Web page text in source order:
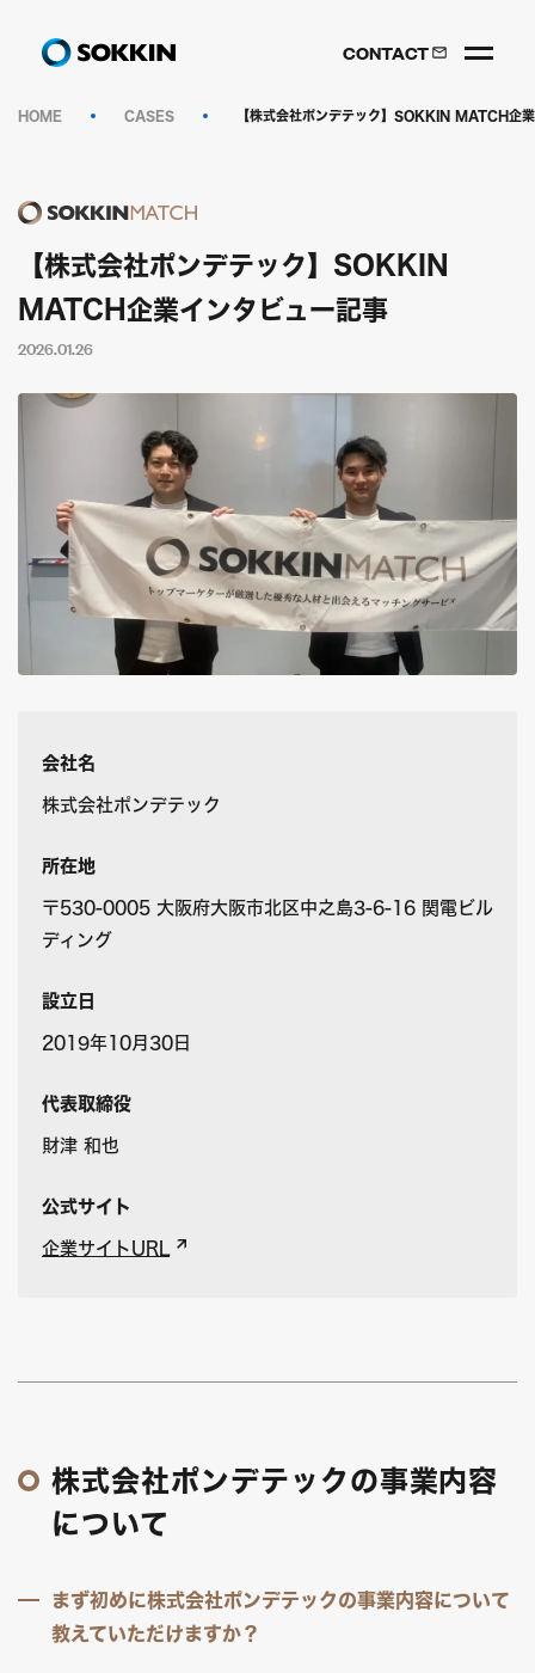
CONTACT
HOME CASES 【株式会社ポンデテック】SOKKIN MATCH企
【株式会社ポンデテック】SOKKIN
MATCH企業インタビュー記事
2026.01.26
会社名
株式会社ポンデテック
所在地
〒530-0005 大阪府大阪市北区中之島3-6-16 関電ビル
ディング
設立日
2019年10月30日
代表取締役
財津 和也
公式サイト
企業サイトURL
株式会社ポンデテックの事業内容
について
まず初めに株式会社ポンデテックの事業内容について
教えていただけますか？